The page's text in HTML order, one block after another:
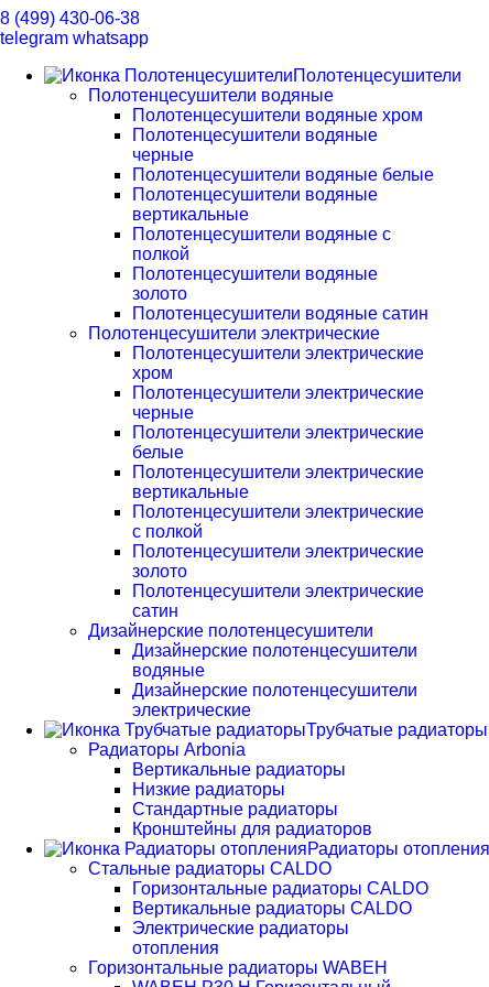
8 (499) 430-06-38
telegram whatsapp
Полотенцесушители
Полотенцесушители водяные
Полотенцесушители водяные хром
Полотенцесушители водяные
черные
Полотенцесушители водяные белые
Полотенцесушители водяные
вертикальные
Полотенцесушители водяные с
полкой
Полотенцесушители водяные
золото
Полотенцесушители водяные сатин
Полотенцесушители электрические
Полотенцесушители электрические
хром
Полотенцесушители электрические
черные
Полотенцесушители электрические
белые
Полотенцесушители электрические
вертикальные
Полотенцесушители электрические
с полкой
Полотенцесушители электрические
золото
Полотенцесушители электрические
сатин
Дизайнерские полотенцесушители
Дизайнерские полотенцесушители
водяные
Дизайнерские полотенцесушители
электрические
Трубчатые радиаторы
Радиаторы Arbonia
Вертикальные радиаторы
Низкие радиаторы
Стандартные радиаторы
Кронштейны для радиаторов
Радиаторы отопления
Стальные радиаторы CALDO
Горизонтальные радиаторы CALDO
Вертикальные радиаторы CALDO
Электрические радиаторы
отопления
Горизонтальные радиаторы WABEH